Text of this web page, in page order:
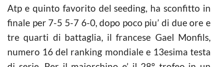
Atp e quinto favorito del seeding, ha sconfitto in
finale per 7-5 5-7 6-0, dopo poco piu’ di due ore e
tre quarti di battaglia, il francese Gael Monfils,
numero 16 del ranking mondiale e 13esima testa